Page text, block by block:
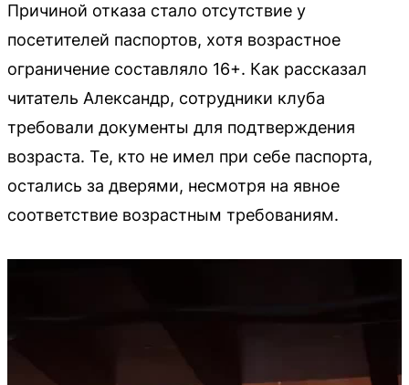
Причиной отказа стало отсутствие у
посетителей паспортов, хотя возрастное
ограничение составляло 16+. Как рассказал
читатель Александр, сотрудники клуба
требовали документы для подтверждения
возраста. Те, кто не имел при себе паспорта,
остались за дверями, несмотря на явное
соответствие возрастным требованиям.